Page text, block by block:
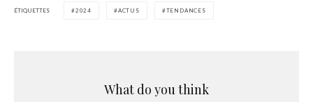
ÉTIQUETTES 2024 ACTUS TENDANCES
What do you think